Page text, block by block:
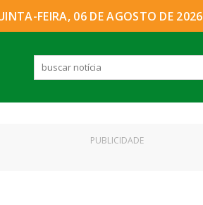
FEIRA, 06 DE AGOSTO DE 2026
PUBLICIDADE